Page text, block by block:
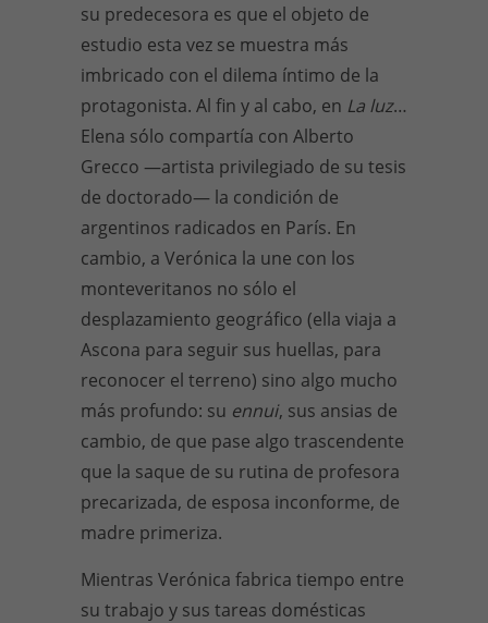
su predecesora es que el objeto de
estudio esta vez se muestra más
imbricado con el dilema íntimo de la
protagonista. Al fin y al cabo, en La luz…
Elena sólo compartía con Alberto
Grecco —artista privilegiado de su tesis
de doctorado— la condición de
argentinos radicados en París. En
cambio, a Verónica la une con los
monteveritanos no sólo el
desplazamiento geográfico (ella viaja a
Ascona para seguir sus huellas, para
reconocer el terreno) sino algo mucho
más profundo: su ennui, sus ansias de
cambio, de que pase algo trascendente
que la saque de su rutina de profesora
precarizada, de esposa inconforme, de
madre primeriza.
Mientras Verónica fabrica tiempo entre
su trabajo y sus tareas domésticas